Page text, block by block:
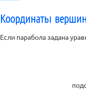
Координаты
Если парабола задана